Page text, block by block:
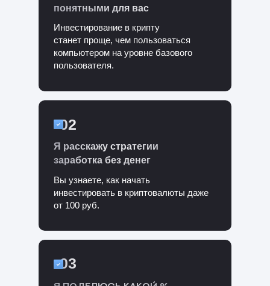
понятными для вас
Инвестирование в крипту
станет проще, чем пользоваться
компьютером на уровне базового
пользователя.
02
Я расскажу стратегии
заработка без денег
Вы узнаете, как начать
инвестировать в криптовалюты даже
от 100 руб.
03